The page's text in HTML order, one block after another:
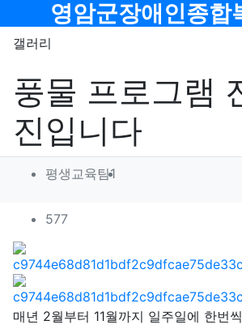
메뉴영암군장애인종합
갤러리
풍물 프로그램
진입니다
작성자 정보
평생교육팀1
컨텐츠 정보
577조회
본문
매년 2월부터 11월까지 일주일에 한번